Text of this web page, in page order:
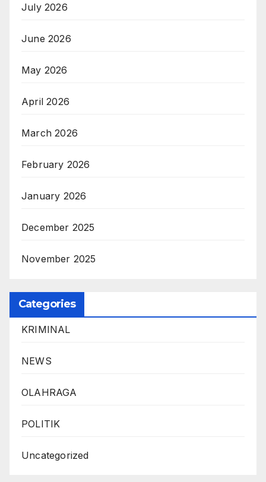
July 2026
June 2026
May 2026
April 2026
March 2026
February 2026
January 2026
December 2025
November 2025
Categories
KRIMINAL
NEWS
OLAHRAGA
POLITIK
Uncategorized